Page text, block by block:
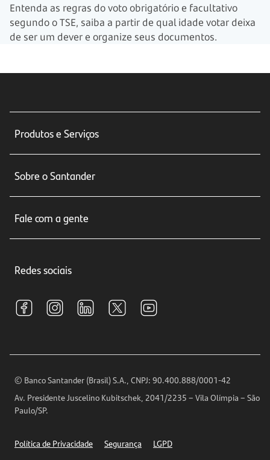
Entenda as regras do voto obrigatório e facultativo
segundo o TSE, saiba a partir de qual idade votar deixa
de ser um dever e organize seus documentos.
Produtos e Serviços
Seguros
Crédito e Financiamentos
Investimentos
Sobre o Santander
Relações com Investidores
Fale com a gente
Central de Renegociação
S.A.C
Encontre nossas agências
Horários de Atendimento
Telefones
Redes sociais
© Banco Santander (Brasil) S.A., CNPJ: 90.400.888/0001-42
Av. Presidente Juscelino Kubitschek, 2041/2235 – Vila Olímpia – São
Paulo/SP.
Política de Privacidade Segurança LGPD